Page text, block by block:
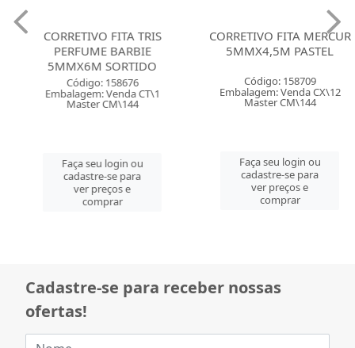
CORRETIVO FITA TRIS
PERFUME BARBIE
5MMX6M SORTIDO
Código: 158676
Embalagem: Venda CT\1
Master CM\144
Faça seu login ou
cadastre-se para
ver preços e
comprar
CORRETIVO FITA MERCUR
5MMX4,5M PASTEL
Código: 158709
Embalagem: Venda CX\12
Master CM\144
Faça seu login ou
cadastre-se para
ver preços e
comprar
Cadastre-se para receber nossas
ofertas!